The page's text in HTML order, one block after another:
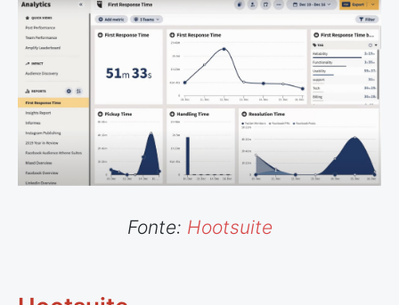
Fonte: Hootsuite